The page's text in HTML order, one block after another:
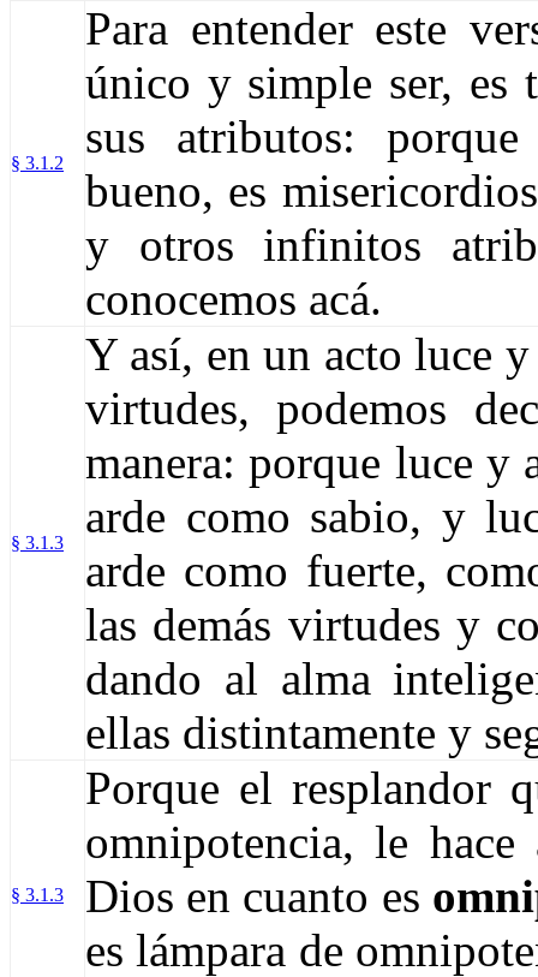
§ 3.1.2
Para entender este
único y simple ser, es
sus atributos:
bueno, es
y otros infinitos
conocemos acá.
§ 3.1.3
Y así, en un acto luce y
virtudes, podemos
manera: porque luce y
arde como sabio, y
arde como fuerte,
las demás virtudes y
dando al alma
ellas distintamente y
§ 3.1.3
Porque el resplandor
omnipotencia, le
Dios en cuanto es
es lámpara de